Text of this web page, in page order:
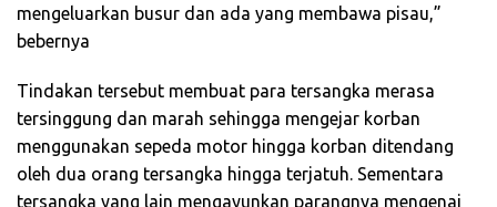
mengeluarkan busur dan ada yang membawa pisau,”
bebernya
Tindakan tersebut membuat para tersangka merasa
tersinggung dan marah sehingga mengejar korban
menggunakan sepeda motor hingga korban ditendang
oleh dua orang tersangka hingga terjatuh. Sementara
tersangka yang lain mengayunkan parangnya mengenai